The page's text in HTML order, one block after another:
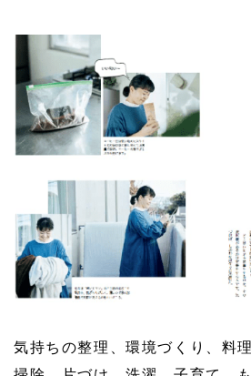
気持ちの整理、環境づくり、料